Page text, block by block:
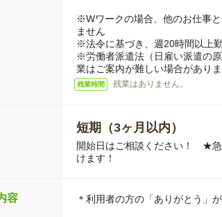
※Wワークの場合、他のお仕事
ません
※法令に基づき、週20時間以上
※労働者派遣法（日雇い派遣の
業はご案内が難しい場合があり
残業時間 残業はありません。
短期（3ヶ月以内）
開始日はご相談ください！ ★
けます！
容 ＊利用者の方の「ありがとう」